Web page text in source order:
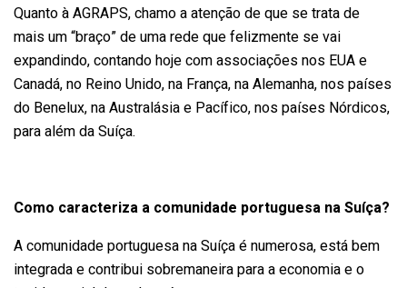
Quanto à AGRAPS, chamo a atenção de que se trata de
mais um “braço” de uma rede que felizmente se vai
expandindo, contando hoje com associações nos EUA e
Canadá, no Reino Unido, na França, na Alemanha, nos países
do Benelux, na Australásia e Pacífico, nos países Nórdicos,
para além da Suíça.
Como caracteriza a comunidade portuguesa na Suíça?
A comunidade portuguesa na Suíça é numerosa, está bem
integrada e contribui sobremaneira para a economia e o